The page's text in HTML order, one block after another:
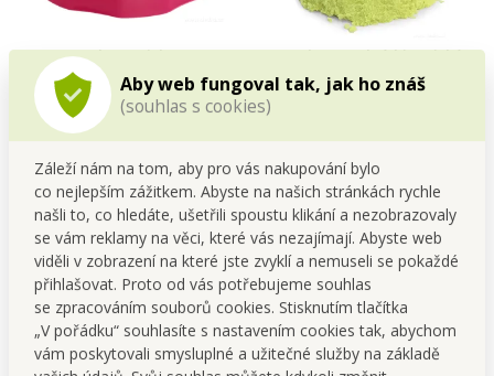
Aby web fungoval tak, jak ho znáš
(souhlas s cookies)
Záleží nám na tom, aby pro vás nakupování bylo
co nejlepším zážitkem. Abyste na našich stránkách rychle
našli to, co hledáte, ušetřili spoustu klikání a nezobrazovaly
se vám reklamy na věci, které vás nezajímají. Abyste web
viděli v zobrazení na které jste zvyklí a nemuseli se pokaždé
přihlašovat. Proto od vás potřebujeme souhlas
se zpracováním souborů cookies. Stisknutím tlačítka
„V pořádku“ souhlasíte s nastavením cookies tak, abychom
vám poskytovali smysluplné a užitečné služby na základě
PET SHOP | XL miska pro psy
& kočky | 800 ml | růžová
Sleva 17%
49,00 Kč
Do kočáru
Skladem
PUFI | Kouzelný kinetický
písek | zeleno-žlutý | 1 kg
Do kočáru
Skladem